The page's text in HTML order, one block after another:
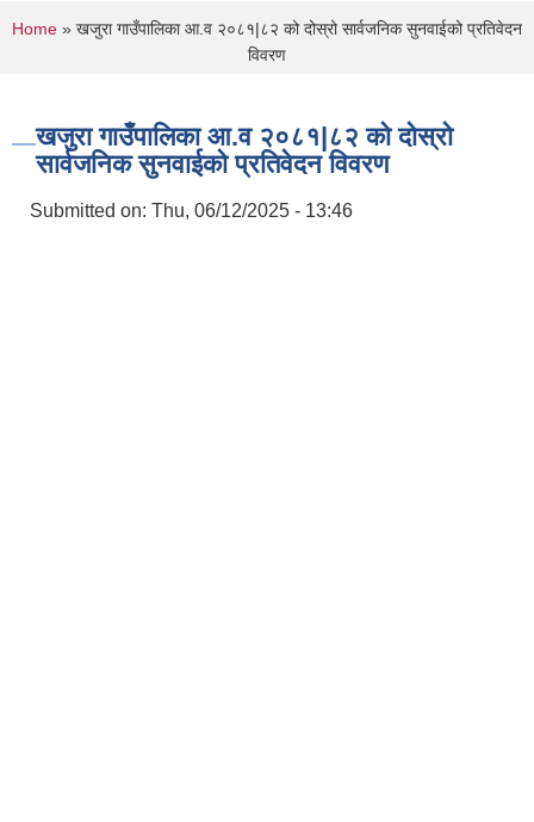
You are here
Home » खजुरा गाउँपालिका आ.व २०८१|८२ को दोस्रो सार्वजनिक सुनवाईको प्रतिवेदन
विवरण
खजुरा गाउँपालिका आ.व २०८१|८२ को दोस्रो
सार्वजनिक सुनवाईको प्रतिवेदन विवरण
Submitted on: Thu, 06/12/2025 - 13:46